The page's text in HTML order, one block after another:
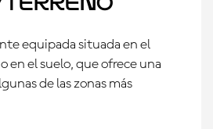
equipada situada en el
en el suelo, que ofrece una
de las zonas más